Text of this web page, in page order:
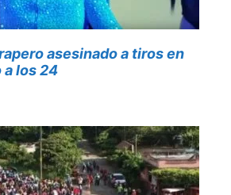
asesinado a tiros en
a los 24